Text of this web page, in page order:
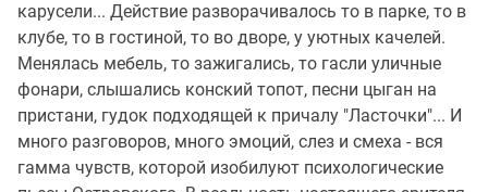
карусели... Действие разворачивалось то в парке, то в
клубе, то в гостиной, то во дворе, у уютных качелей.
Менялась мебель, то зажигались, то гасли уличные
фонари, слышались конский топот, песни цыган на
пристани, гудок подходящей к причалу "Ласточки"... И
много разговоров, много эмоций, слез и смеха - вся
гамма чувств, которой изобилуют психологические